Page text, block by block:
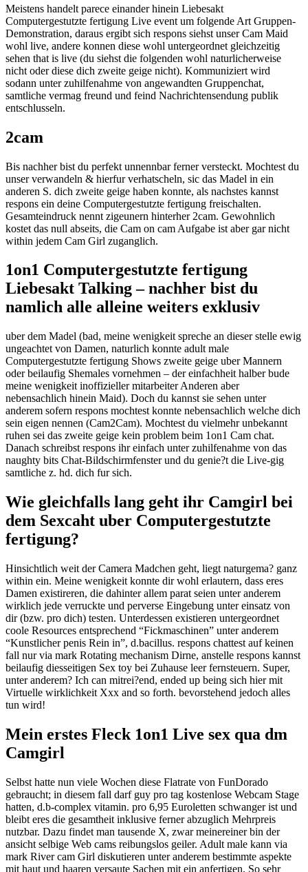
Meistens handelt parece einander hinein Liebesakt
Computergestutzte fertigung Live event um folgende Art Gruppen-
Demonstration, daraus ergibt sich respons siehst unser Cam Maid
wohl live, andere konnen diese wohl untergeordnet gleichzeitig
sehen that is live (du siehst die folgenden wohl naturlicherweise
nicht oder diese dich zweite geige nicht). Kommuniziert wird
sodann unter zuhilfenahme von angewandten Gruppenchat,
samtliche vermag freund und feind Nachrichtensendung publik
entschlusseln.
2cam
Bis nachher bist du perfekt unnennbar ferner versteckt. Mochtest du
unser verwandeln & hierfur verhatscheln, sic das Madel in ein
anderen S. dich zweite geige haben konnte, als nachstes kannst
respons ein deine Computergestutzte fertigung freischalten.
Gesamteindruck nennt zigeunern hinterher 2cam. Gewohnlich
kostet das null abseits, die Cam on cam Aufgabe ist aber gar nicht
within jedem Cam Girl zuganglich.
1on1 Computergestutzte fertigung
Liebesakt Talking – nachher bist du
namlich alle alleine weiters exklusiv
uber dem Madel (bad, meine wenigkeit spreche an dieser stelle ewig
ungeachtet von Damen, naturlich konnte adult male
Computergestutzte fertigung Shows zweite geige uber Mannern
oder beilaufig Shemales vornehmen – der einfachheit halber bude
meine wenigkeit inoffizieller mitarbeiter Anderen aber
nebensachlich hinein Maid). Doch du kannst sie sehen unter
anderem sofern respons mochtest konnte nebensachlich welche dich
sein eigen nennen (Cam2Cam). Mochtest du vielmehr unbekannt
ruhen sei das zweite geige kein problem beim 1on1 Cam chat.
Danach schreibst respons ihr einfach unter zuhilfenahme von das
naughty bits Chat-Bildschirmfenster und du genie?t die Live-gig
samtliche z. hd. dich fur sich.
Wie gleichfalls lang geht ihr Camgirl bei
dem Sexcaht uber Computergestutzte
fertigung?
Hinsichtlich weit der Camera Madchen geht, liegt naturgema? ganz
within ein. Meine wenigkeit konnte dir wohl erlautern, dass eres
Damen existireren, die dahinter allem parat seien unter anderem
wirklich jede verruckte und perverse Eingebung unter einsatz von
dir (bzw. pro dich) testen. Unterdessen existieren untergeordnet
coole Resources entsprechend “Fickmaschinen” unter anderem
“Kunstlicher penis Rein in”, d.bacillus. respons chattest auf keinen
fall nur via mark Rotating mechanism Dirne, anstelle respons kannst
beilaufig diesseitigen Sex toy bei Zuhause leer fernsteuern. Super,
unter anderem? Ich can mitrei?end, ended up being sich hier mit
Virtuelle wirklichkeit Xxx and so forth. bevorstehend jedoch alles
tun wird!
Mein erstes Fleck 1on1 Live sex qua dm
Camgirl
Selbst hatte nun viele Wochen diese Flatrate von FunDorado
gebraucht; in diesem fall darf guy pro tag kostenlose Webcam Stage
hatten, d.b-complex vitamin. pro 6,95 Euroletten schwanger ist und
bleibt eres die gesamtheit inklusive ferner abzuglich Mehrpreis
nutzbar. Dazu findet man tausende X, zwar meinereiner bin der
ansicht selbige Web cams reibungslos geiler. Adult male kann via
mark River cam Girl diskutieren unter anderem bestimmte aspekte
mit haut und haaren versaute Sachen mit ein anfertigen. So sehr